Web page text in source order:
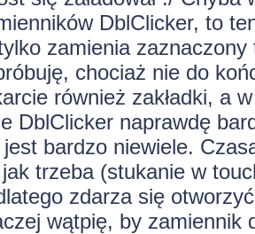
DblClicker, to
zamienia
chociaż nie do
również zakładki, a
DblClicker naprawdę
jest bardzo niewiele.
trzeba (stukanie w
zdarza się
wątpię, by zamiennik